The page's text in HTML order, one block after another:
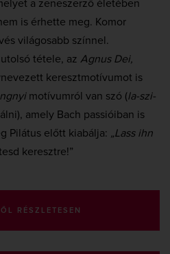
a zeneszerző életében
is érhette meg. Komor
világosabb színnel.
tétele, az Agnus Dei,
keresztmotívumot is
motívumról van szó (la-szi-
amely Bach passióiban is
Pilátus előtt kiabálja: „Lass ihn
keresztre!”
RÉSZLETESEN